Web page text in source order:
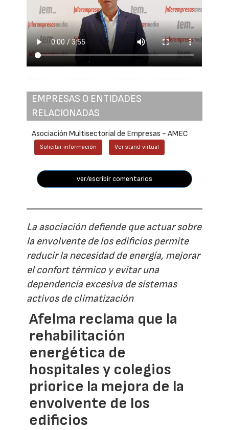
EMPRESAS O ENTIDADES
RELACIONADAS
Asociación Multisectorial de Empresas - AMEC
Solicitar información Ver stand virtual
ver/escribir comentarios
La asociación defiende que actuar sobre
la envolvente de los edificios permite
reducir la necesidad de energía, mejorar
el confort térmico y evitar una
dependencia excesiva de sistemas
activos de climatización
Afelma reclama que la
rehabilitación
energética de
hospitales y colegios
priorice la mejora de la
envolvente de los
edificios